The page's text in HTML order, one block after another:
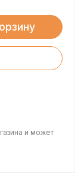
и может